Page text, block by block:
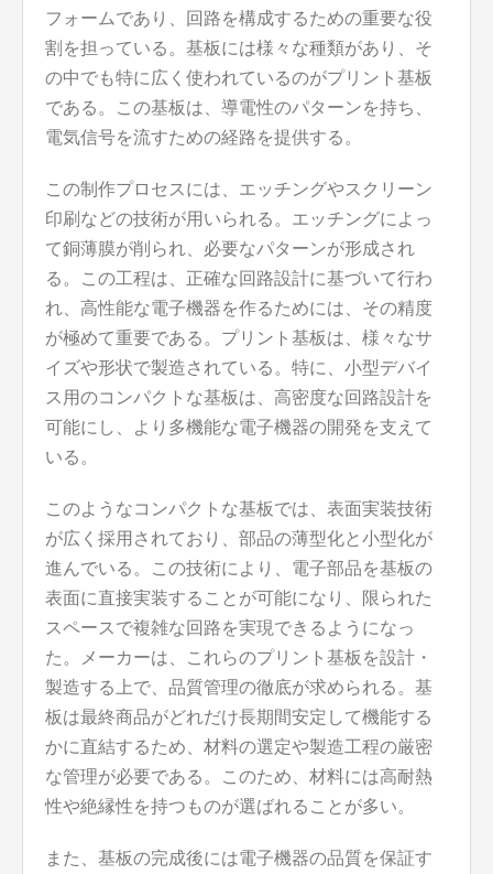
フォームであり、回路を構成するための重要な役
割を担っている。基板には様々な種類があり、そ
の中でも特に広く使われているのがプリント基板
である。この基板は、導電性のパターンを持ち、
電気信号を流すための経路を提供する。
この制作プロセスには、エッチングやスクリーン
印刷などの技術が用いられる。エッチングによっ
て銅薄膜が削られ、必要なパターンが形成され
る。この工程は、正確な回路設計に基づいて行わ
れ、高性能な電子機器を作るためには、その精度
が極めて重要である。プリント基板は、様々なサ
イズや形状で製造されている。特に、小型デバイ
ス用のコンパクトな基板は、高密度な回路設計を
可能にし、より多機能な電子機器の開発を支えて
いる。
このようなコンパクトな基板では、表面実装技術
が広く採用されており、部品の薄型化と小型化が
進んでいる。この技術により、電子部品を基板の
表面に直接実装することが可能になり、限られた
スペースで複雑な回路を実現できるようになっ
た。メーカーは、これらのプリント基板を設計・
製造する上で、品質管理の徹底が求められる。基
板は最終商品がどれだけ長期間安定して機能する
かに直結するため、材料の選定や製造工程の厳密
な管理が必要である。このため、材料には高耐熱
性や絶縁性を持つものが選ばれることが多い。
また、基板の完成後には電子機器の品質を保証す